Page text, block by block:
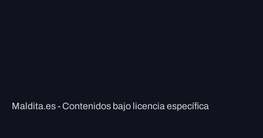
Maldita.es - Contenidos bajo licencia específica